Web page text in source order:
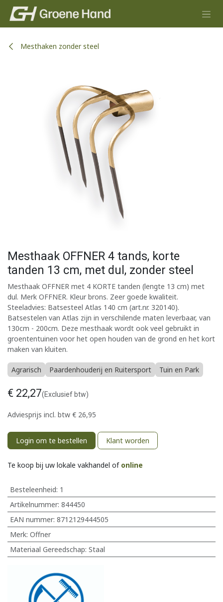
Overslaan naar inhoud
Mesthaken zonder steel
Mesthaak OFFNER 4 tands, korte
tanden 13 cm, met dul, zonder steel
Mesthaak OFFNER met 4 KORTE tanden (lengte 13 cm) met
dul. Merk OFFNER. Kleur brons. Zeer goede kwaliteit.
Steeladvies: Batsesteel Atlas 140 cm (art.nr. 320140).
Batsestelen van Atlas zijn in verschilende maten leverbaar, van
130cm - 200cm. Deze mesthaak wordt ook veel gebruikt in
groententuinen voor het open houden van de grond en het kort
maken van kluiten.
Agrarisch Paardenhouderij en Ruitersport Tuin en Park
€ 22,27(Exclusief btw)
Adviesprijs incl. btw € 26,95
Login om te bestellen Klant worden
Te koop bij uw lokale vakhandel of online
Besteleenheid: 1
Artikelnummer: 844450
EAN nummer: 8712129444505
Merk: Offner
Materiaal Gereedschap: Staal